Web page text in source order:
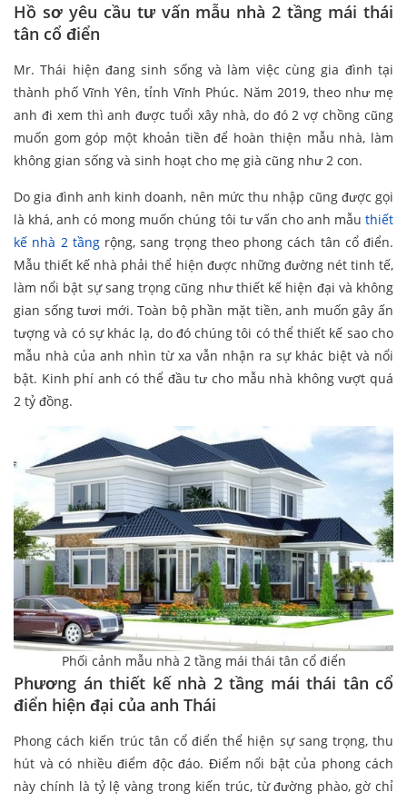
Hồ sơ yêu cầu tư vấn mẫu nhà 2 tầng mái thái
tân cổ điển
Mr. Thái hiện đang sinh sống và làm việc cùng gia đình tại
thành phố Vĩnh Yên, tỉnh Vĩnh Phúc. Năm 2019, theo như mẹ
anh đi xem thì anh được tuổi xây nhà, do đó 2 vợ chồng cũng
muốn gom góp một khoản tiền để hoàn thiện mẫu nhà, làm
không gian sống và sinh hoạt cho mẹ già cũng như 2 con.
Do gia đình anh kinh doanh, nên mức thu nhập cũng được gọi
là khá, anh có mong muốn chúng tôi tư vấn cho anh mẫu thiết
kế nhà 2 tầngrộng, sang trọng theo phong cách tân cổ điển.
Mẫu thiết kế nhà phải thể hiện được những đường nét tinh tế,
làm nổi bật sự sang trọng cũng như thiết kế hiện đại và không
gian sống tươi mới. Toàn bộ phần mặt tiền, anh muốn gây ấn
tượng và có sự khác lạ, do đó chúng tôi có thể thiết kế sao cho
mẫu nhà của anh nhìn từ xa vẫn nhận ra sự khác biệt và nổi
bật. Kinh phí anh có thể đầu tư cho mẫu nhà không vượt quá
2 tỷ đồng.
Phối cảnh mẫu nhà 2 tầng mái thái tân cổ điển
Phương án thiết kế nhà 2 tầng mái thái tân cổ
điển hiện đại của anh Thái
Phong cách kiến trúc tân cổ điển thể hiện sự sang trọng, thu
hút và có nhiều điểm độc đáo. Điểm nổi bật của phong cách
này chính là tỷ lệ vàng trong kiến trúc, từ đường phào, gờ chỉ